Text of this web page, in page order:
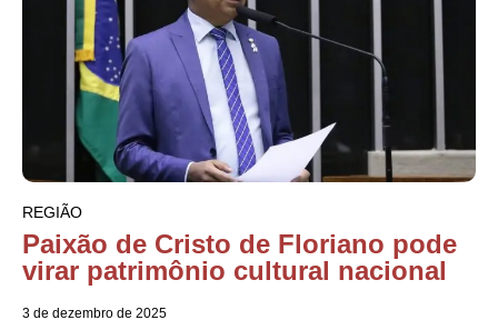
REGIÃO
Paixão de Cristo de Floriano pode
virar patrimônio cultural nacional
3 de dezembro de 2025